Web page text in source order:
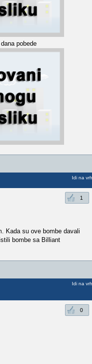
pobede
Idi na vrh
1
Kada su ove bombe davali
bombe sa Billiant
Idi na vrh
0